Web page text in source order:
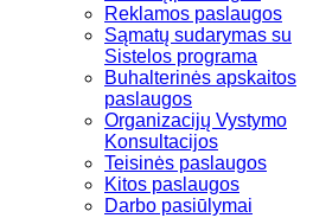
Reklamos paslaugos
Sąmatų sudarymas su
Sistelos programa
Buhalterinės apskaitos
paslaugos
Organizacijų Vystymo
Konsultacijos
Teisinės paslaugos
Kitos paslaugos
Darbo pasiūlymai